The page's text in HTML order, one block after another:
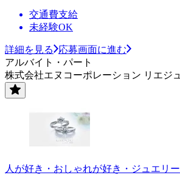
交通費支給
未経験OK
詳細を見る
応募画面に進む
アルバイト・パート
株式会社エヌコーポレーション リエジ
人が好き・おしゃれが好き・ジュエリ